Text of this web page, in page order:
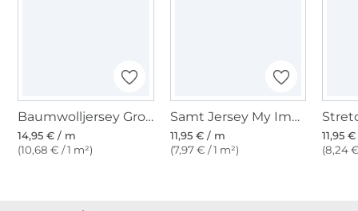
Baumwolljersey Grosse Streifenliebe, marine - weiß
14,95 € / m
(10,68 € / 1 m²)
Samt Jersey My Image, dunkelblau
11,95 € / m
(7,97 € / 1 m²)
11,95
(8,24